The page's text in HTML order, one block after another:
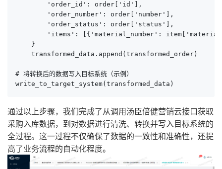
        'order_id': order['id'],
        'order_number': order['number'],
        'order_status': order['status'],
'items': [{'material_number':
    }
    transformed_data.append(transformed_order)
# 将转换后的数据写入目标系统（示例）
write_to_target_system(transformed_data)
通过以上步骤，我们完成了从调用汤臣倍健营销云接口获取
采购入库数据，到对数据进行清洗、转换并写入目标系统的
全过程。这一过程不仅确保了数据的一致性和准确性，还提
高了业务流程的自动化程度。